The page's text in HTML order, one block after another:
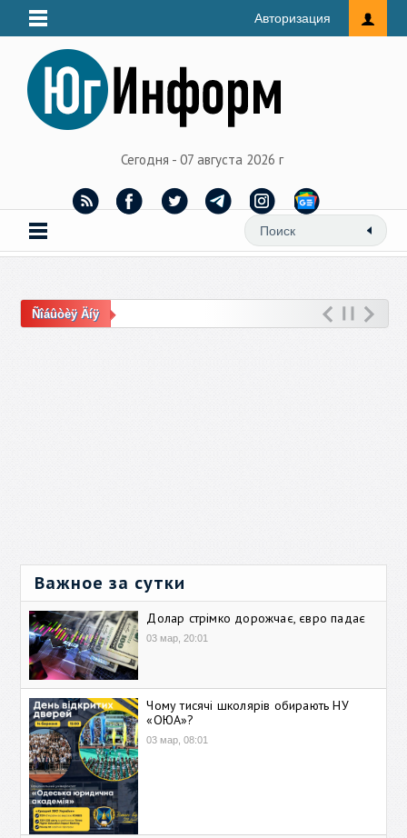
Авторизация
Сегодня - 07 августа 2026 г
Ñîáûòèÿ Äíÿ
Важное за сутки
Долар стрімко дорожчає, євро падає
03 мар, 20:01
Чому тисячі школярів обирають НУ
«ОЮА»?
03 мар, 08:01